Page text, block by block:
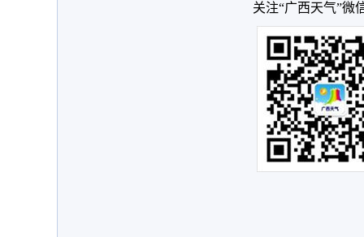
关注“广西天气”微